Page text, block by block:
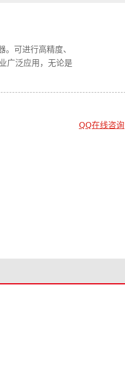
可进行高精度、
广泛应用，无论是
QQ在线咨询